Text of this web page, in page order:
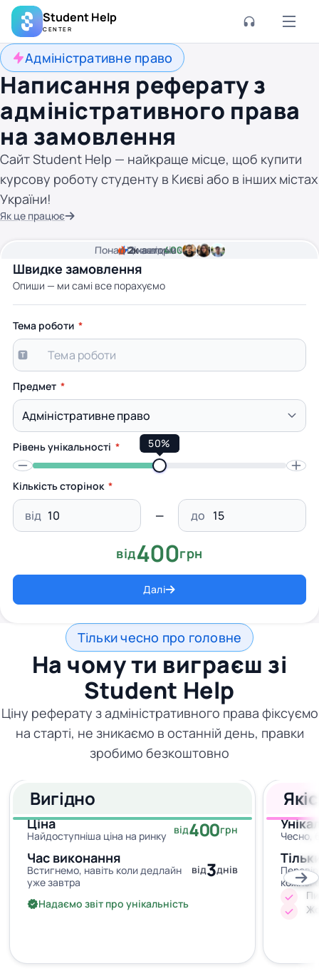
Student Help
CENTER
Адміністративне право
Написання реферату з
адміністративного права
на замовлення
Сайт Student Help — найкраще місце, щоб купити
курсову роботу студенту в Києві або в інших містах
України!
Як це працює
Швидке замовлення
Опиши — ми самі все порахуємо
2хвилини часу
Ціна від400 грн
Понад2кавторів
Тема роботи
Предмет
Рівень унікальності 50%
Кількість сторінок
від до
від400грн
Далі
Тільки чесно про головне
На чому ти виграєш зі
Student Help
Ціну реферату з адміністративного права фіксуємо
на старті, не зникаємо в останній день, правки
зробимо безкоштовно
Вигідно
Ціна
Найдоступніша ціна на ринку від400грн
Час виконання
Встигнемо, навіть коли дедлайн
уже завтра
від3днів
Надаємо звіт про унікальність
Чесно,